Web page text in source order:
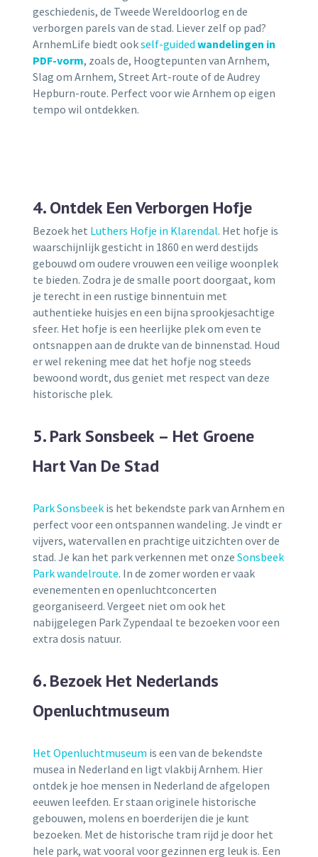
geschiedenis, de Tweede Wereldoorlog en de
verborgen parels van de stad. Liever zelf op pad?
ArnhemLife biedt ookself-guided wandelingen in
PDF-vorm, zoals de, Hoogtepunten van Arnhem,
Slag om Arnhem, Street Art-route of de Audrey
Hepburn-route. Perfect voor wie Arnhem op eigen
tempo wil ontdekken.
4. Ontdek Een Verborgen Hofje
Bezoek het Luthers Hofje in Klarendal. Het hofje is
waarschijnlijk gesticht in 1860 en werd destijds
gebouwd om oudere vrouwen een veilige woonplek
te bieden. Zodra je de smalle poort doorgaat, kom
je terecht in een rustige binnentuin met
authentieke huisjes en een bijna sprookjesachtige
sfeer. Het hofje is een heerlijke plek om even te
ontsnappen aan de drukte van de binnenstad. Houd
er wel rekening mee dat het hofje nog steeds
bewoond wordt, dus geniet met respect van deze
historische plek.
5. Park Sonsbeek – Het Groene
Hart Van De Stad
Park Sonsbeek is het bekendste park van Arnhem en
perfect voor een ontspannen wandeling. Je vindt er
vijvers, watervallen en prachtige uitzichten over de
stad. Je kan het park verkennen met onze Sonsbeek
Park wandelroute. In de zomer worden er vaak
evenementen en openluchtconcerten
georganiseerd. Vergeet niet om ook het
nabijgelegen Park Zypendaal te bezoeken voor een
extra dosis natuur.
6. Bezoek Het Nederlands
Openluchtmuseum
Het Openluchtmuseum is een van de bekendste
musea in Nederland en ligt vlakbij Arnhem. Hier
ontdek je hoe mensen in Nederland de afgelopen
eeuwen leefden. Er staan originele historische
gebouwen, molens en boerderijen die je kunt
bezoeken. Met de historische tram rijd je door het
hele park, wat vooral voor gezinnen erg leuk is. Een